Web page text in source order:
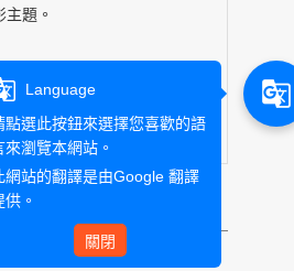
題。
albums/161
Language
點選此按鈕來選擇您喜歡的語
來瀏覽本網站。
網站的翻譯是由Google 翻譯
供。
關閉
g_translate